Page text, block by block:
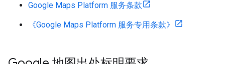
Google Maps Platform 服务条款
《Google Maps Platform 服务专用条款》